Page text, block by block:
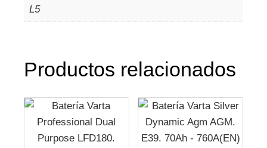
L5
Productos relacionados